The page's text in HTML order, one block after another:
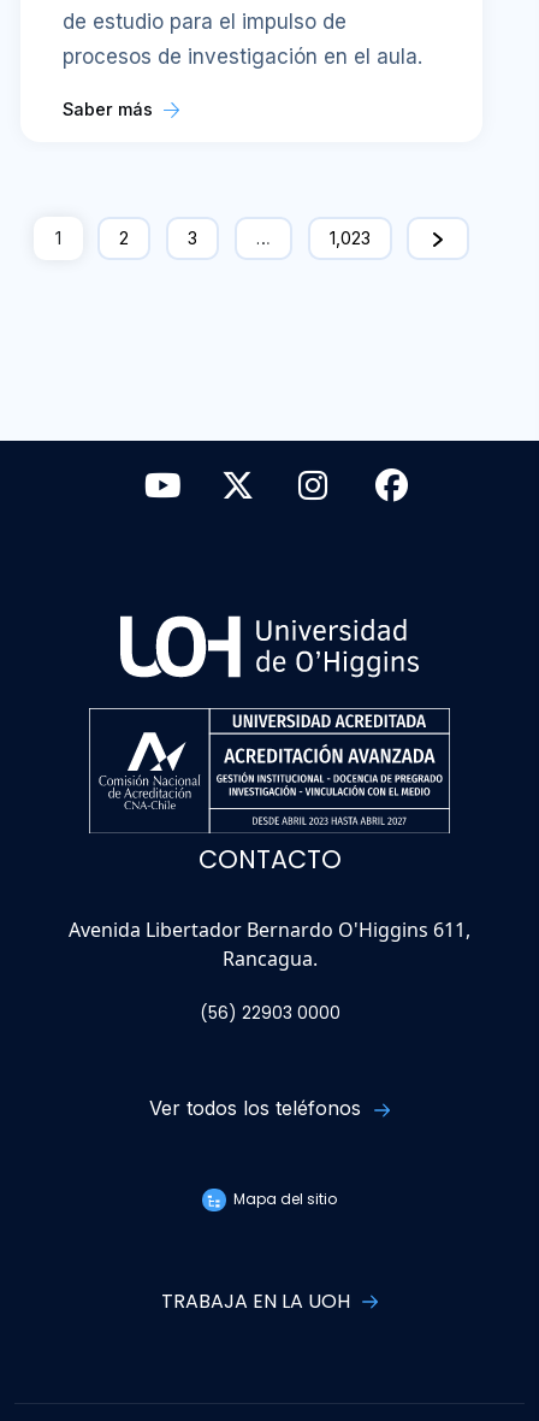
de estudio para el impulso de
procesos de investigación en el aula.
Saber más
1 2 3 … 1,023
CONTACTO
Avenida Libertador Bernardo O'Higgins 611,
Rancagua.
(56) 22903 0000
Ver todos los teléfonos
Mapa del sitio
TRABAJA EN LA UOH